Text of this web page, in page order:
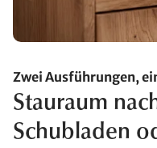
Zwei Ausführungen,
Stauraum
Schubladen